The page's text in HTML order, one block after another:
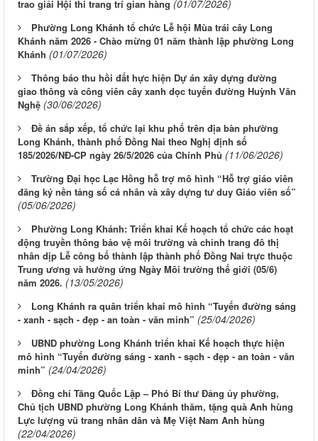
trao giải Hội thi trang trí gian hàng (01/07/2026)
Phường Long Khánh tổ chức Lễ hội Mùa trái cây Long
Khánh năm 2026 - Chào mừng 01 năm thành lập phường Long
Khánh (01/07/2026)
Thông báo thu hồi đất hực hiện Dự án xây dựng đường
giao thông và công viên cây xanh dọc tuyến đường Huỳnh Văn
Nghệ (30/06/2026)
Đề án sắp xếp, tổ chức lại khu phố trên địa bàn phường
Long Khánh, thành phố Đồng Nai theo Nghị định số
185/2026/NĐ-CP ngày 26/5/2026 của Chính Phủ (11/06/2026)
Trường Đại học Lạc Hồng hỗ trợ mô hình “Hỗ trợ giáo viên
đăng ký nền tảng số cá nhân và xây dựng tư duy Giáo viên số”
(05/06/2026)
Phường Long Khánh: Triển khai Kế hoạch tổ chức các hoạt
động truyền thông bảo vệ môi trường và chỉnh trang đô thị
nhân dịp Lễ công bố thành lập thành phố Đồng Nai trực thuộc
Trung ương và hưởng ứng Ngày Môi trường thế giới (05/6)
năm 2026. (13/05/2026)
Long Khánh ra quân triển khai mô hình “Tuyến đường sáng
- xanh - sạch - đẹp - an toàn - văn minh” (25/04/2026)
UBND phường Long Khánh triển khai Kế hoạch thực hiện
mô hình “Tuyến đường sáng - xanh - sạch - đẹp - an toàn - văn
minh” (24/04/2026)
Đồng chí Tăng Quốc Lập – Phó Bí thư Đảng ủy phường,
Chủ tịch UBND phường Long Khánh thăm, tặng quà Anh hùng
Lực lượng vũ trang nhân dân và Mẹ Việt Nam Anh hùng
(22/04/2026)